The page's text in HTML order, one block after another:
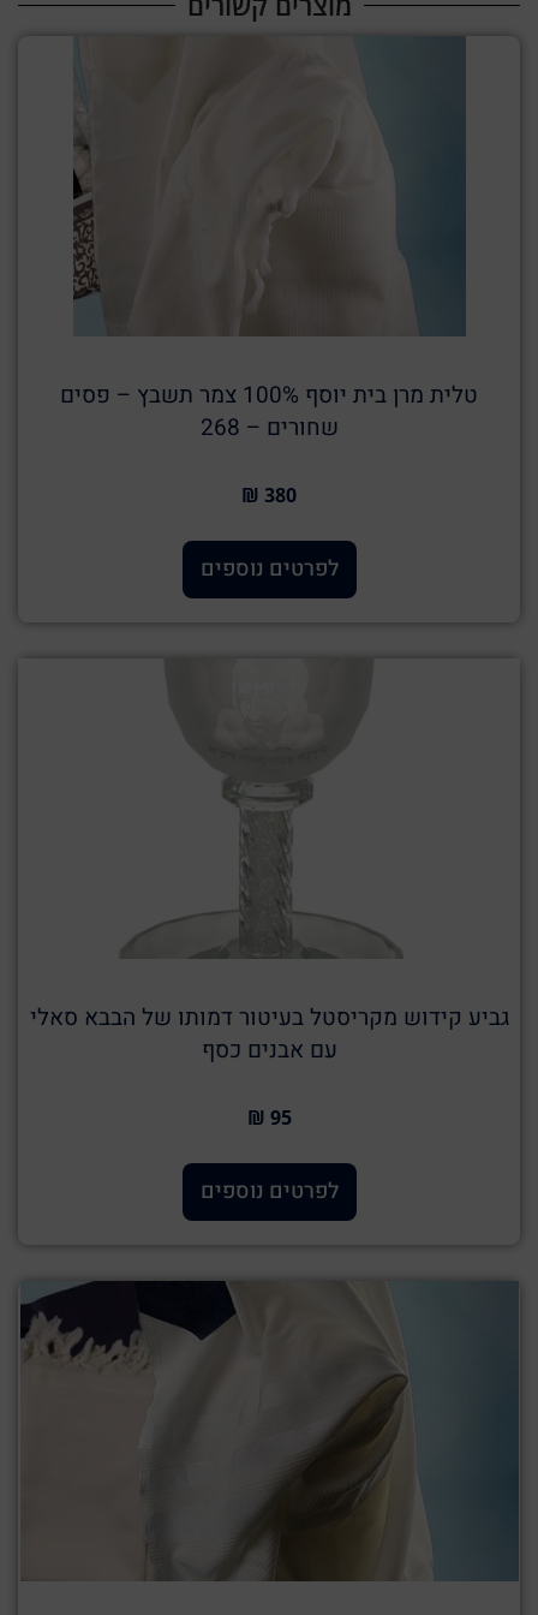
טלית מרן בית יוסף 100% צמר תשבץ – פסים
שחורים – 268
380 ₪
לפרטים נוספים
גביע קידוש מקריסטל בעיטור דמותו של הבבא סאלי
עם אבנים כסף
95 ₪
לפרטים נוספים